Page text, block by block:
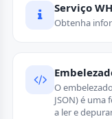
Serviço
Obtenha
O
JSON) é
a ler e